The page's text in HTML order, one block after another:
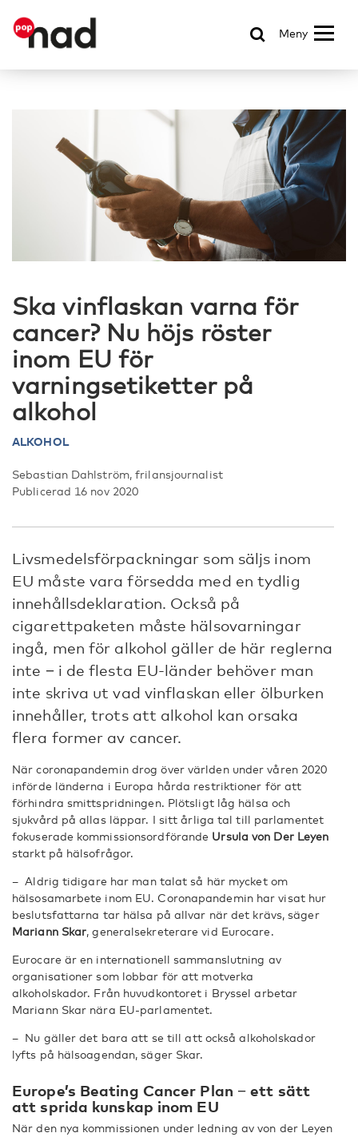
Meny
Ska vinflaskan varna för
cancer? Nu höjs röster
inom EU för
varningsetiketter på
alkohol
ALKOHOL
Sebastian Dahlström, frilansjournalist
Publicerad 16 nov 2020
Livsmedelsförpackningar som säljs inom
EU måste vara försedda med en tydlig
innehållsdeklaration. Också på
cigarettpaketen måste hälsovarningar
ingå, men för alkohol gäller de här reglerna
inte − i de flesta EU-länder behöver man
inte skriva ut vad vinflaskan eller ölburken
innehåller, trots att alkohol kan orsaka
flera former av cancer.
När coronapandemin drog över världen under våren 2020
införde länderna i Europa hårda restriktioner för att
förhindra smittspridningen. Plötsligt låg hälsa och
sjukvård på allas läppar. I sitt årliga tal till parlamentet
fokuserade kommissionsordförande Ursula von Der Leyen
starkt på hälsofrågor.
– Aldrig tidigare har man talat så här mycket om
hälsosamarbete inom EU. Coronapandemin har visat hur
beslutsfattarna tar hälsa på allvar när det krävs, säger
Mariann Skar, generalsekreterare vid Eurocare.
Eurocare är en internationell sammanslutning av
organisationer som lobbar för att motverka
alkoholskador. Från huvudkontoret i Bryssel arbetar
Mariann Skar nära EU-parlamentet.
– Nu gäller det bara att se till att också alkoholskador
lyfts på hälsoagendan, säger Skar.
Europe’s Beating Cancer Plan − ett sätt
att sprida kunskap inom EU
När den nya kommissionen under ledning av von der Leyen